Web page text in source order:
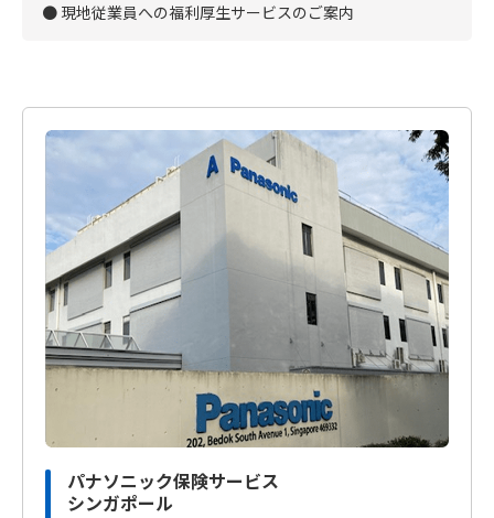
現地従業員への福利厚生サービスのご案内
パナソニック保険サービス
シンガポール